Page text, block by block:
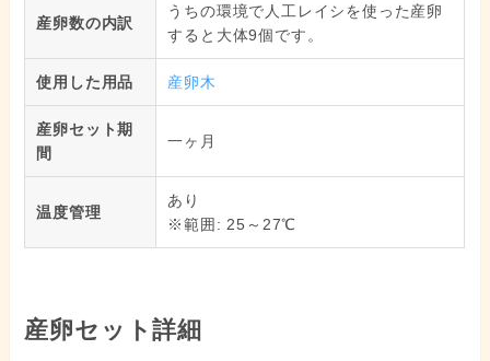
産卵数の内訳
うちの環境で人工レイシを使った産卵
すると大体9個です。
使用した用品 産卵木
産卵セット期
間
一ヶ月
温度管理
あり
※範囲: 25～27℃
産卵セット詳細